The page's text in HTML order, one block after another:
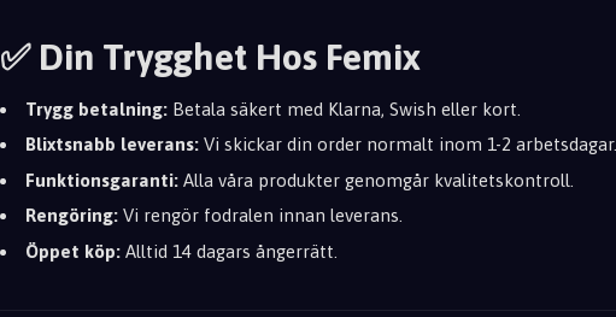
✅ Din Trygghet Hos Femix
Trygg betalning: Betala säkert med Klarna, Swish eller kort.
Blixtsnabb leverans: Vi skickar din order normalt inom 1-2 arbetsdagar.
Funktionsgaranti: Alla våra produkter genomgår kvalitetskontroll.
Rengöring: Vi rengör fodralen innan leverans.
Öppet köp: Alltid 14 dagars ångerrätt.